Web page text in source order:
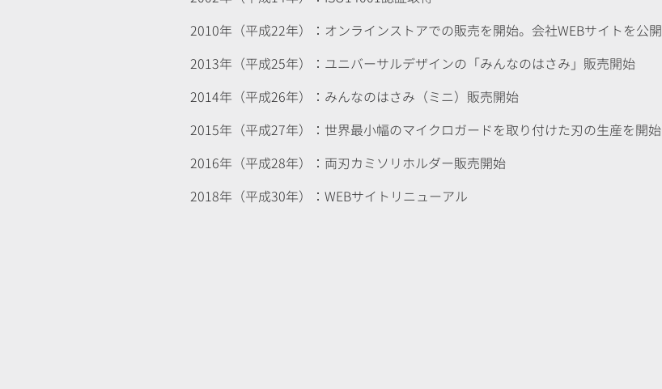
2010年（平成22年）：オンラインストアでの販売を開始。会社WEBサイトを公開
2013年（平成25年）：ユニバーサルデザインの「みんなのはさみ」販売開始
2014年（平成26年）：みんなのはさみ（ミニ）販売開始
2015年（平成27年）：世界最小幅のマイクロガードを取り付けた刃の生産を開始
​2016年（平成28年）：両刃カミソリホルダー販売開始
2018年（平成30年）：WEBサイトリニューアル